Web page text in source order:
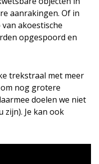
aanrakingen. Of in
akoestische
opgespoord en
trekstraal met meer
nog grotere
doelen we niet
zijn). Je kan ook